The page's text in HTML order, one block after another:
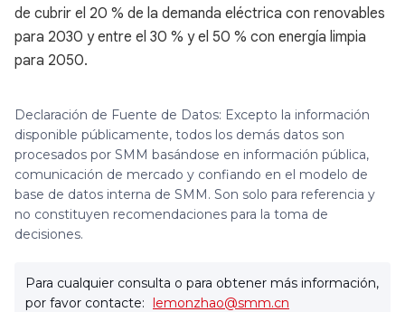
de cubrir el 20 % de la demanda eléctrica con renovables
para 2030 y entre el 30 % y el 50 % con energía limpia
para 2050.
Declaración de Fuente de Datos: Excepto la información
disponible públicamente, todos los demás datos son
procesados por SMM basándose en información pública,
comunicación de mercado y confiando en el modelo de
base de datos interna de SMM. Son solo para referencia y
no constituyen recomendaciones para la toma de
decisiones.
Para cualquier consulta o para obtener más información,
por favor contacte: lemonzhao@smm.cn